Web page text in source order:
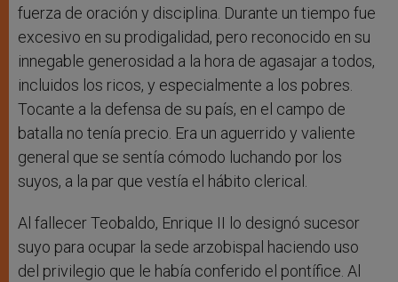
fuerza de oración y disciplina. Durante un tiempo fue
excesivo en su prodigalidad, pero reconocido en su
innegable generosidad a la hora de agasajar a todos,
incluidos los ricos, y especialmente a los pobres.
Tocante a la defensa de su país, en el campo de
batalla no tenía precio. Era un aguerrido y valiente
general que se sentía cómodo luchando por los
suyos, a la par que vestía el hábito clerical.
Al fallecer Teobaldo, Enrique II lo designó sucesor
suyo para ocupar la sede arzobispal haciendo uso
del privilegio que le había conferido el pontífice. Al